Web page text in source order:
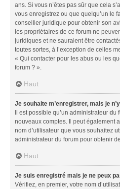
ans. Si vous n’êtes pas sûr que cela
vous enregistrez ou que quelqu’un le
conseiller juridique pour obtenir son
les propriétaires de ce forum ne
juridiques et ne sauraient être
toutes sortes, à l’exception de celles
« Qui contacter pour les abus ou les
forum ? ».
Haut
Je souhaite m’enregistrer, mais je
Il est possible qu’un administrateur
nouveaux comptes. Il peut également
nom d’utilisateur que vous souhaitez
administrateur du forum pour obtenir
Haut
Je suis enregistré mais je ne peux
Vérifiez, en premier, votre nom